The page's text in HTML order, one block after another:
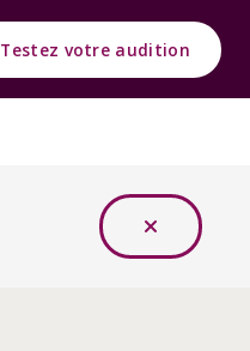
Testez votre audition